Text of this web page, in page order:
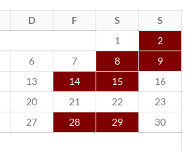
D F S
S
1
2
6 7 8
9
13 14 15
16
20 21 22
23
27 28 29
30